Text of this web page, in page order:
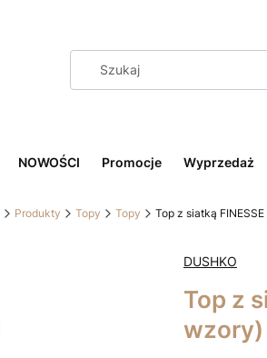
NOWOŚCI Promocje Wyprzedaż
Produkty Topy Topy Top z siatką
DUSHKO
Top z
wzory)